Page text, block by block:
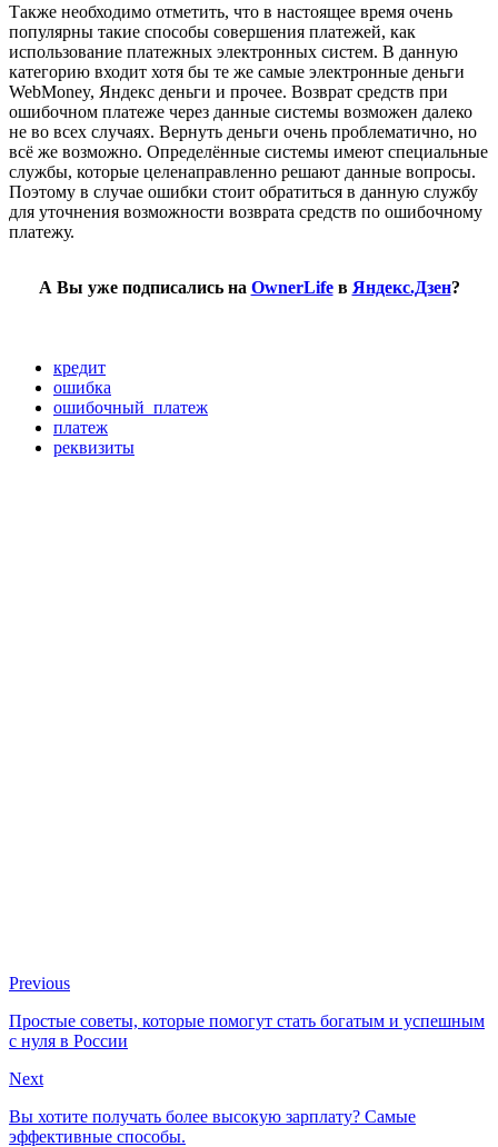
Также необходимо отметить, что в настоящее время очень
популярны такие способы совершения платежей, как
использование платежных электронных систем. В данную
категорию входит хотя бы те же самые электронные деньги
WebMoney, Яндекс деньги и прочее. Возврат средств при
ошибочном платеже через данные системы возможен далеко
не во всех случаях. Вернуть деньги очень проблематично, но
всё же возможно. Определённые системы имеют специальные
службы, которые целенаправленно решают данные вопросы.
Поэтому в случае ошибки стоит обратиться в данную службу
для уточнения возможности возврата средств по ошибочному
платежу.
А Вы уже подписались на OwnerLifeв Яндекс.Дзен?
кредит
ошибка
ошибочный_платеж
платеж
реквизиты
Previous
Простые советы, которые помогут стать богатым и успешным
с нуля в России
Next
Вы хотите получать более высокую зарплату? Самые
эффективные способы.